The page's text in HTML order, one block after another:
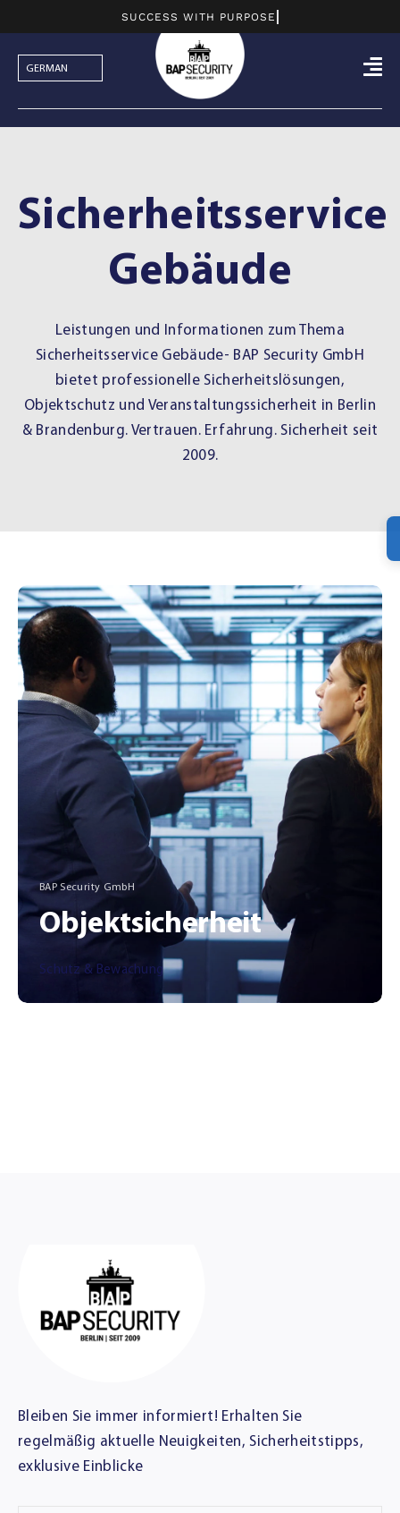
to
content
Sicherheitsservice
Gebäude
Leistungen und Informationen zum Thema
Sicherheitsservice Gebäude- BAP Security GmbH
bietet professionelle Sicherheitslösungen,
Objektschutz und Veranstaltungssicherheit in Berlin
& Brandenburg. Vertrauen. Erfahrung. Sicherheit seit
2009.
BAP Security GmbH
Objektsicherheit
Schutz & Bewachung
Bleiben Sie immer informiert! Erhalten Sie
regelmäßig aktuelle Neuigkeiten, Sicherheitstipps,
exklusive Einblicke